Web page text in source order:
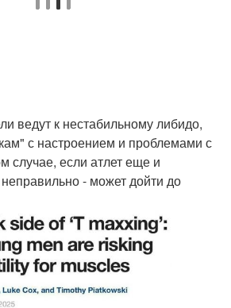
ведут к нестабильному либидо,
с настроением и проблемами с
случае, если атлет еще и
- может дойти до